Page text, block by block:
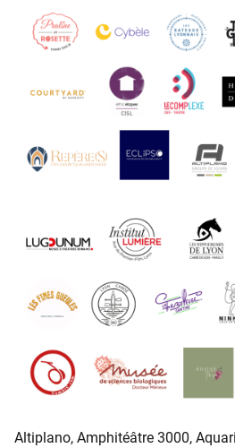
Altiplano, Amphitéâtre 3000,